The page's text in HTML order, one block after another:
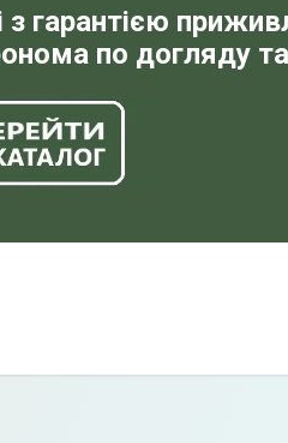
з гарантією
по догляду